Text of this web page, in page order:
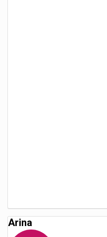
Arina